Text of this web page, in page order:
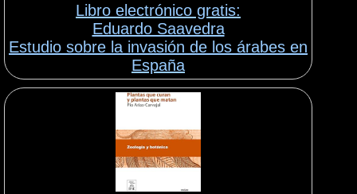
Libro electrónico gratis:
Eduardo Saavedra
Estudio sobre la invasión de los árabes en
España